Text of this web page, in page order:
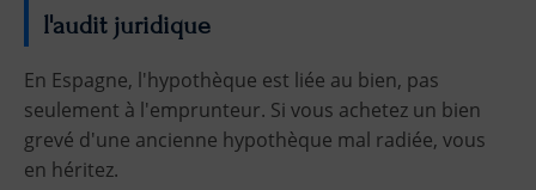
l'audit juridique
En Espagne, l'hypothèque est liée au bien, pas
seulement à l'emprunteur. Si vous achetez un bien
grevé d'une ancienne hypothèque mal radiée, vous
en héritez.